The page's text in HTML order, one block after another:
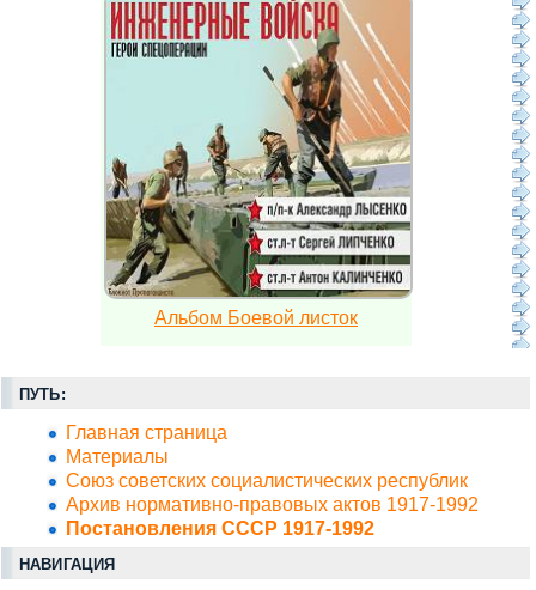
Альбом Боевой листок
ПУТЬ:
Главная страница
Материалы
Союз советских социалистических республик
Архив нормативно-правовых актов 1917-1992
Постановления СССР 1917-1992
НАВИГАЦИЯ